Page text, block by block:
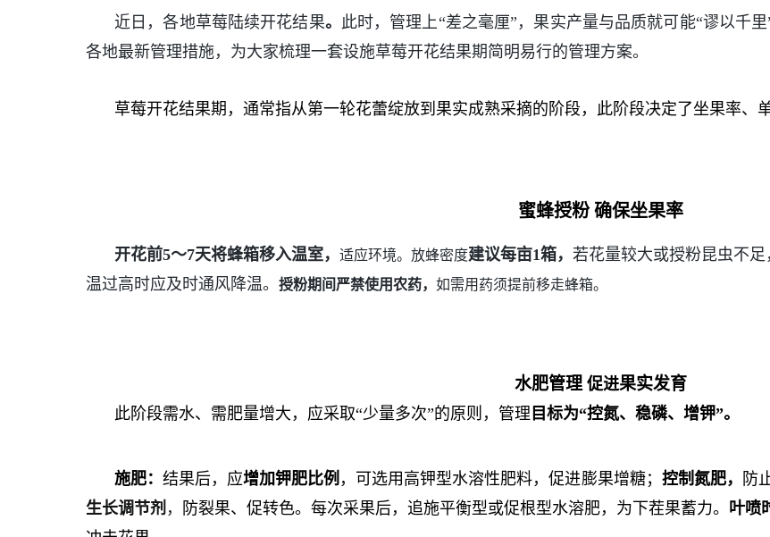
近日，各地草莓陆续开花结果。 此时，管理上“差之毫厘”，果实产量与品质就可能“谬以千
各地最新管理措施，为大家梳理一套设施草莓开花结果期简明易行的管理方案。
草莓开花结果期，通常指从第一轮花蕾绽放到果实成熟采摘的阶段，此阶段决定了坐果率、
蜜蜂授粉 确保坐果率
开花前5～7天将蜂箱移入温室， 适应环境。放蜂密度建议每亩1箱， 若花量较大或授粉昆虫不
温过高时应及时通风降温。 授粉期间严禁使用农药， 如需用药须提前移走蜂箱。
水肥管理 促进果实发育
此阶段需水、需肥量增大 ，应采取“少量多次”的原则 ，管理 目标为“控氮、稳磷、增钾”。
施肥：结果后，应增加钾肥比例 ，可选用高钾型水溶性肥料，促进膨果增糖； 控制氮肥， 防
生长调节剂 ， 防裂果、促转色。每次采果后，追施平衡型或促根型水溶肥，为下茬果蓄力。 叶喷